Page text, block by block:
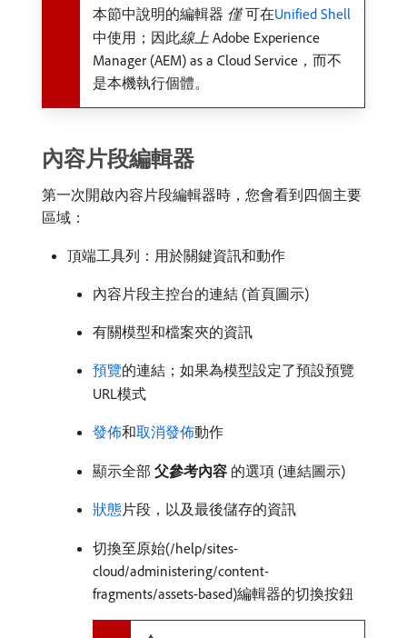
本節中說明的編輯器​ 僅​可在Unified Shell
中使用；因此​線上 Adobe Experience
Manager (AEM) as a Cloud Service，而不
是本機執行個體。
內容片段編輯器
第一次開啟內容片段編輯器時，您會看到四個主要
區域：
頂端工具列：用於關鍵資訊和動作
內容片段主控台的連結 (首頁圖示)
有關模型和檔案夾的資訊
預覽的連結；如果為模型設定了預設預覽
URL模式
發佈和取消發佈動作
顯示全部​ 父參考內容 ​的選項 (連結圖示)
狀態​片段，以及最後儲存的資訊
切換至原始(/help/sites-
cloud/administering/content-
fragments/assets-based)編輯器的切換按鈕